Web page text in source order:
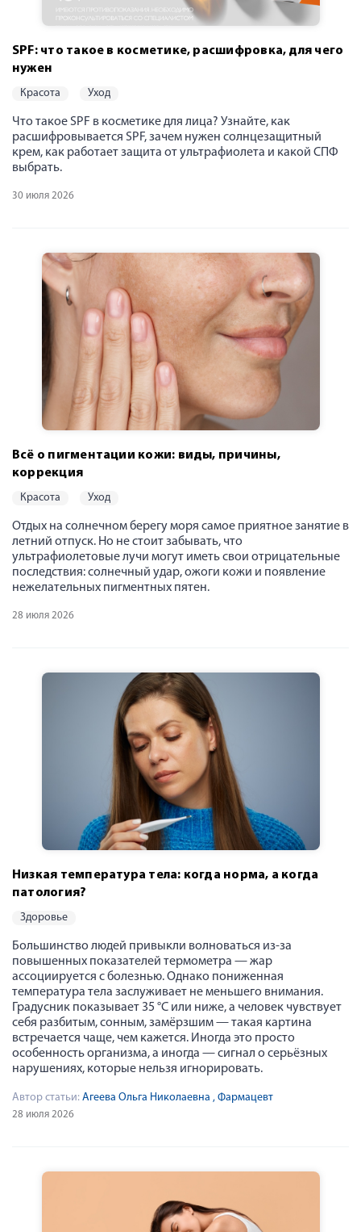
SPF: что такое в косметике, расшифровка, для чего
нужен
красота уход
Что такое SPF в косметике для лица? Узнайте, как
расшифровывается SPF, зачем нужен солнцезащитный
крем, как работает защита от ультрафиолета и какой СПФ
выбрать.
30 июля 2026
Всё о пигментации кожи: виды, причины,
коррекция
красота уход
Отдых на солнечном берегу моря самое приятное занятие в
летний отпуск. Но не стоит забывать, что
ультрафиолетовые лучи могут иметь свои отрицательные
последствия: солнечный удар, ожоги кожи и появление
нежелательных пигментных пятен.
28 июля 2026
Низкая температура тела: когда норма, а когда
патология?
здоровье
Большинство людей привыкли волноваться из-за
повышенных показателей термометра — жар
ассоциируется с болезнью. Однако пониженная
температура тела заслуживает не меньшего внимания.
Градусник показывает 35 °C или ниже, а человек чувствует
себя разбитым, сонным, замёрзшим — такая картина
встречается чаще, чем кажется. Иногда это просто
особенность организма, а иногда — сигнал о серьёзных
нарушениях, которые нельзя игнорировать.
Автор статьи: Агеева Ольга Николаевна , Фармацевт
28 июля 2026